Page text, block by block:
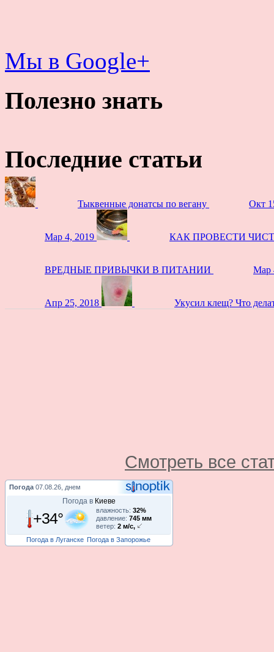
Мы в Google+
Полезно знать
Последние статьи
Тыквенные донатсы по вегану Окт
Мар 4, 2019 КАК ПРОВЕСТИ
ВРЕДНЫЕ ПРИВЫЧКИ В ПИТАНИИ Мар
Апр 25, 2018 Укусил клещ? Что
Смотреть все
Погода 07.08.26, днем
Погода в Киеве
+34° влажность: 32%
давление: 745 мм
ветер: 2 м/с,
Погода в Луганске Погода в Запорожье